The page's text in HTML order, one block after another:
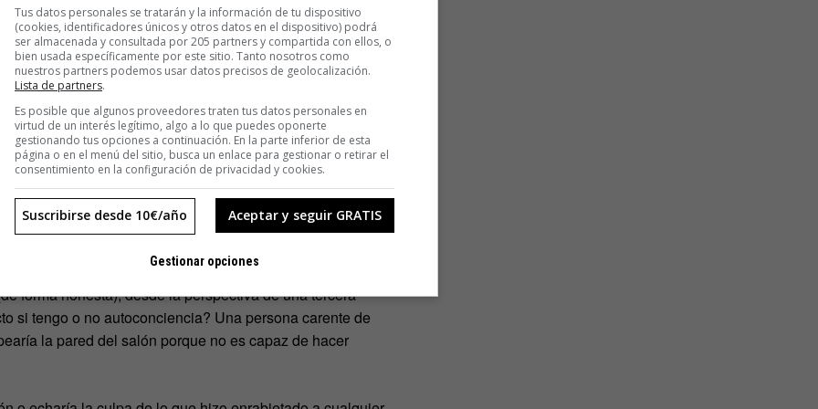
demás. Sé más inteligente, más rápido, más rico, más
admirado. Sé perfecto, maravilloso y defeca lingotes de
de tu cónyuge modelo y de tus 2,5 hijos. Después
y satisfactorio trabajo, donde pasas tus días
quizás, algún día, salven al planeta», expone con ironía.
sin los riesgos y que siempre queremos más y más, lo que
Eso sí, determinar las pequeñas cosas que de verdad
lograrlo entonces?
autoconciencia, entendida como la capacidad de observar
forma honesta), desde la perspectiva de una tercera
si tengo o no autoconciencia? Una persona carente de
la pared del salón porque no es capaz de hacer
Tus datos personales se tratarán y la información de tu dispositivo
(cookies, identificadores únicos y otros datos en el dispositivo) podrá
ser almacenada y consultada por 205 partners y compartida con ellos, o
bien usada específicamente por este sitio. Tanto nosotros como
nuestros partners podemos usar datos precisos de geolocalización.
Lista de partners.
Es posible que algunos proveedores traten tus datos personales en
virtud de un interés legítimo, algo a lo que puedes oponerte
gestionando tus opciones a continuación. En la parte inferior de esta
página o en el menú del sitio, busca un enlace para gestionar o retirar el
consentimiento en la configuración de privacidad y cookies.
Aceptar y seguir GRATIS
Suscribirse desde 10€/año
Gestionar opciones